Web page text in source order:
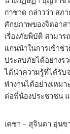
กาชาด กล่าวว่า สภ
ศักยภาพของจิตอาส
เรื่องภัยพิบัติ สามา
แกนนำในการเข้าช่
ประสบภัยได้อย่างร
ได้นำความรู้ที่ได้รับ
ทำงานได้อย่างเหม
ต่อพี่น้องประชาชน
เดชา – สุจินดา อุ่นข